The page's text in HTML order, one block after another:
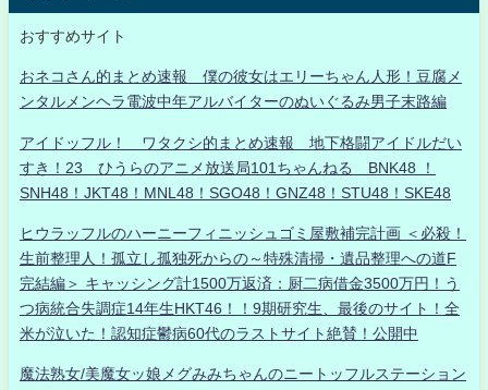
おすすめサイト
おネコさん的まとめ速報 僕の彼女はエリーちゃん人形！豆腐メ
ンタルメンヘラ電波中年アルバイターのぬいぐるみ男子末路編
アイドッフル！ ワタクシ的まとめ速報 地下格闘アイドルだい
すき！23 ひうらのアニメ放送局101ちゃんねる BNK48 ！
SNH48！JKT48！MNL48！SGO48！GNZ48！STU48！SKE48
ヒウラッフルのハーニーフィニッシュゴミ屋敷補完計画 ＜必殺！
生前整理人！孤立し孤独死からの～特殊清掃・遺品整理への道F
完結編＞ キャッシング計1500万返済：厨二病借金3500万円！う
つ病統合失調症14年生HKT46！！9期研究生、最後のサイト！全
米が泣いた！認知症鬱病60代のラストサイト絶賛！公開中
魔法熟女/美魔女ッ娘メグみみちゃんのニートッフルステーション